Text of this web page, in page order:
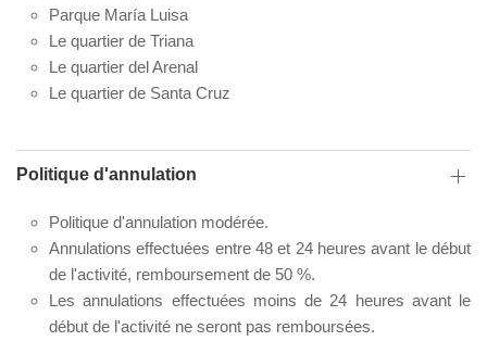
Parque María Luisa
Le quartier de Triana
Le quartier del Arenal
Le quartier de Santa Cruz
Politique d'annulation
Politique d'annulation modérée.
Annulations effectuées entre 48 et 24 heures avant le début
de l'activité, remboursement de 50 %.
Les annulations effectuées moins de 24 heures avant le
début de l'activité ne seront pas remboursées.